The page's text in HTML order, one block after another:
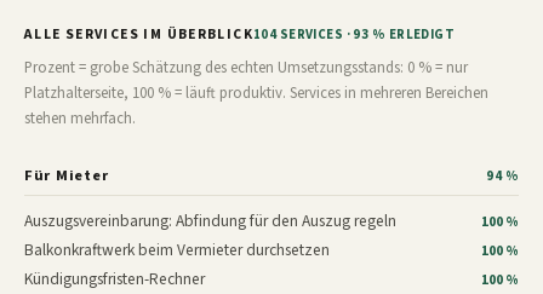
ALLE SERVICES IM ÜBERBLICK104 SERVICES · 93 % ERLEDIGT
Prozent = grobe Schätzung des echten Umsetzungsstands: 0 % = nur
Platzhalterseite, 100 % = läuft produktiv. Services in mehreren Bereichen
stehen mehrfach.
Für Mieter 94 %
Auszugsvereinbarung: Abfindung für den Auszug regeln 100 %
Balkonkraftwerk beim Vermieter durchsetzen 100 %
Kündigungsfristen-Rechner 100 %